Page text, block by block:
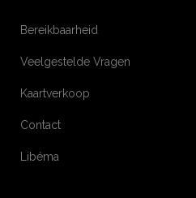
Bereikbaarheid
Veelgestelde Vragen
Kaartverkoop
Contact
Libéma